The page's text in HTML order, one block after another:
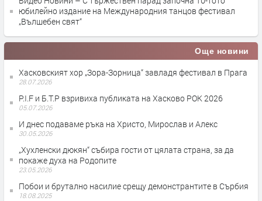
юбилейно издание на Международния танцов фестивал
„Вълшебен свят“
Още новини
Хасковският хор „Зора-Зорница“ завладя фестивал в Прага
28.07.2026
P.I.F и Б.Т.Р взривиха публиката на Хасково РОК 2026
05.07.2026
И днес подаваме ръка на Христо, Мирослав и Алекс
30.05.2026
„Хухленски дюкян“ събира гости от цялата страна, за да
покаже духа на Родопите
23.05.2026
Побои и брутално насилие срещу демонстрантите в Сърбия
18.08.2025